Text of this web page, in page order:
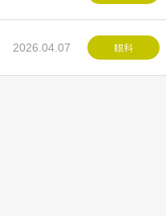
2026.04.07 眼科